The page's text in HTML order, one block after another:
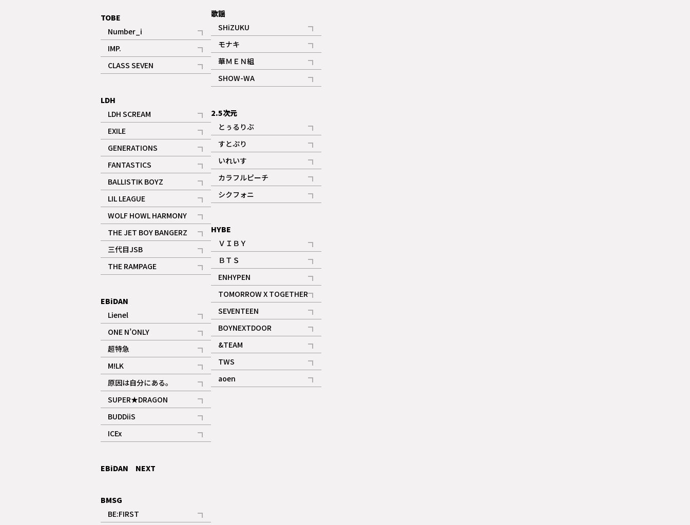
TOBE
Number_i
記事
IMP.
記事
CLASS SEVEN
記事
LDH
LDH SCREAM
記事
EXILE
記事
GENERATIONS
記事
FANTASTICS
記事
BALLISTIK BOYZ
記事
LIL LEAGUE
記事
WOLF HOWL HARMONY
記事
THE JET BOY BANGERZ
記事
三代目JSB
記事
THE RAMPAGE
記事
EBiDAN
Lienel
記事
ONE N’ONLY
記事
超特急
記事
ギャラリー
M!LK
記事
原因は自分にある。
記事
SUPER★DRAGON
記事
BUDDiiS
記事
ICEx
記事
EBiDAN NEXT
BMSG
BE:FIRST
歌謡
SHiZUKU
記事
モナキ
記事
華ＭＥＮ組
記事
SHOW-WA
記事
2.5次元
とぅるりぶ
記事
すとぷり
記事
ギャラリー
いれいす
記事
ギャラリー
カラフルピーチ
記事
シクフォニ
記事
HYBE
ＶＩＢＹ
記事
ＢＴＳ
記事
ENHYPEN
記事
TOMORROW X TOGETHER
記事
ギャラリー
SEVENTEEN
記事
BOYNEXTDOOR
記事
&TEAM
記事
ギャラリー
TWS
記事
aoen
記事